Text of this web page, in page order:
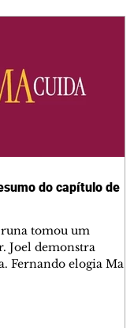
do capítulo de
tomou um
Joel demonstra
Fernando elogia Mau